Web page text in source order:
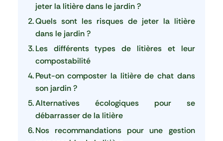
jeter la litière dans le jardin ?
Quels sont les risques de jeter la litière
dans le jardin ?
Les différents types de litières et leur
compostabilité
Peut-on composter la litière de chat dans
son jardin ?
Alternatives écologiques pour se
débarrasser de la litière
Nos recommandations pour une gestion